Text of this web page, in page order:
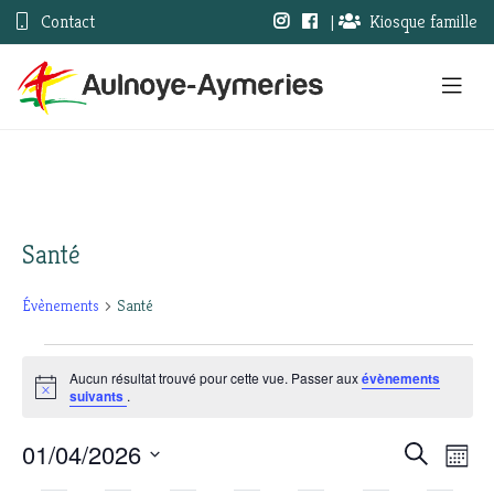
Contact | Kiosque famille
Santé
Évènements Santé
Évènements
Notice
Aucun résultat trouvé pour cette vue. Passer auxévènements
suivants .
Recherche
Mois
01/04/2026